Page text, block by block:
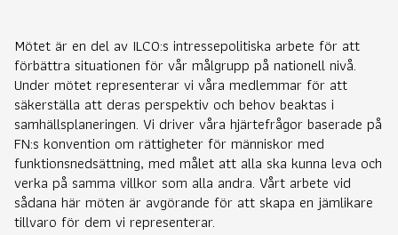
Mötet är en del av ILCO:s intressepolitiska arbete för att
förbättra situationen för vår målgrupp på nationell nivå.
Under mötet representerar vi våra medlemmar för att
säkerställa att deras perspektiv och behov beaktas i
samhällsplaneringen. Vi driver våra hjärtefrågor baserade på
FN:s konvention om rättigheter för människor med
funktionsnedsättning, med målet att alla ska kunna leva och
verka på samma villkor som alla andra. Vårt arbete vid
sådana här möten är avgörande för att skapa en jämlikare
tillvaro för dem vi representerar.